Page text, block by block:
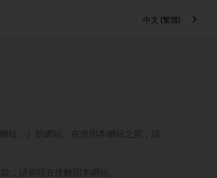
中文 (繁體)
站」）的網站。在使用本網站之前，請
，請你現在便離開本網站。